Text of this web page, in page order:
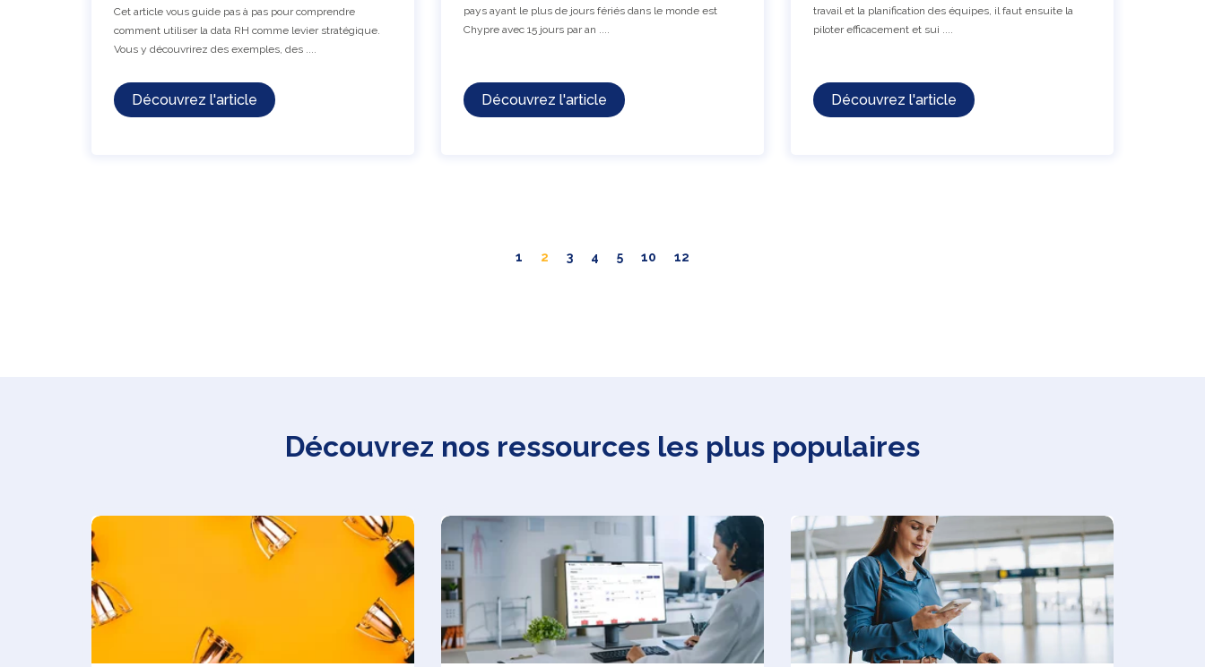
Cet article vous guide pas à pas pour comprendre
comment utiliser la data RH comme levier stratégique.
Vous y découvrirez des exemples, des ....
Découvrez l'article
pays ayant le plus de jours fériés dans le monde est
Chypre avec 15 jours par an ....
Découvrez l'article
travail et la planification des équipes, il faut ensuite la
piloter efficacement et sui ....
Découvrez l'article
1 2 3 4 5 10 12
Découvrez nos ressources les plus populaires